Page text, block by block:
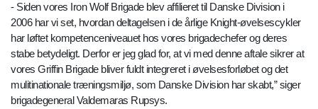
- Siden vores Iron Wolf Brigade blev affilieret til Danske Division i
2006 har vi set, hvordan deltagelsen i de årlige Knight-øvelsescykler
har løftet kompetenceniveauet hos vores brigadechefer og deres
stabe betydeligt. Derfor er jeg glad for, at vi med denne aftale sikrer at
vores Griffin Brigade bliver fuldt integreret i øvelsesforløbet og det
mulitinationale træningsmiljø, som Danske Division har skabt,” siger
brigadegeneral Valdemaras Rupsys.